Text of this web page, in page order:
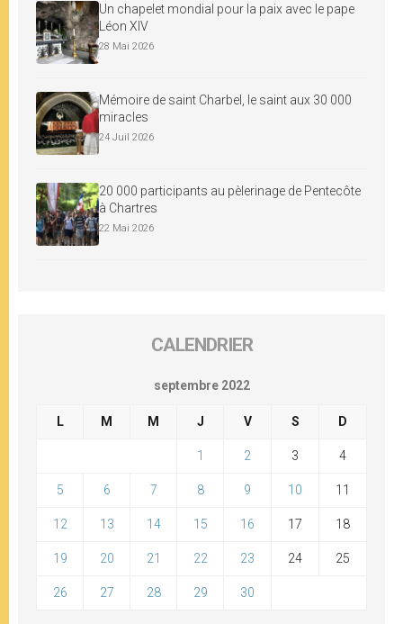
Un chapelet mondial pour la paix avec le pape
Léon XIV
28 Mai 2026
Mémoire de saint Charbel, le saint aux 30 000
miracles
24 Juil 2026
20 000 participants au pèlerinage de Pentecôte
à Chartres
22 Mai 2026
CALENDRIER
septembre 2022
L M M J V S D
1 2 3 4
5 6 7 8 9 10 11
12 13 14 15 16 17 18
19 20 21 22 23 24 25
26 27 28 29 30